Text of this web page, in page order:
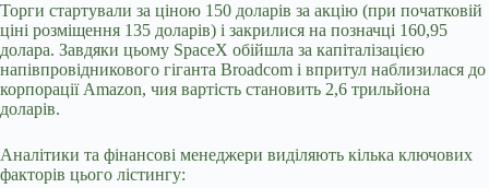
Торги стартували за ціною 150 доларів за акцію (при початковій
ціні розміщення 135 доларів) і закрилися на позначці 160,95
долара. Завдяки цьому SpaceX обійшла за капіталізацією
напівпровідникового гіганта Broadcom і впритул наблизилася до
корпорації Amazon, чия вартість становить 2,6 трильйона
доларів.
Аналітики та фінансові менеджери виділяють кілька ключових
факторів цього лістингу: